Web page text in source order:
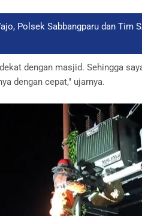
Polsek Sabbangparu dan Tim
dengan masjid. Sehingga
dengan cepat," ujarnya.